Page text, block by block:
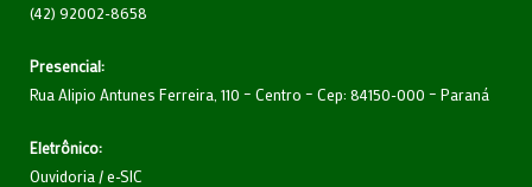
(42) 92002-8658
Presencial:
Rua Alipio Antunes Ferreira, 110 – Centro – Cep: 84150-000 – Paraná
Eletrônico:
Ouvidoria /e-SIC